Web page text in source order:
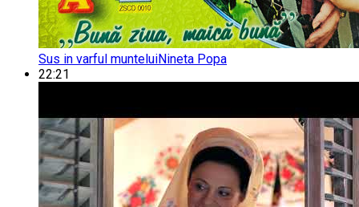
Sus in varful munteluiNineta Popa
22:21